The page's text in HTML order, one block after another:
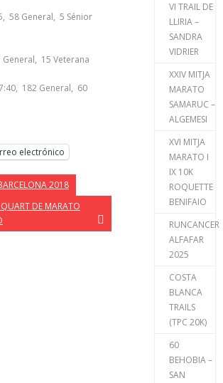
58 General, 5 Sénior
15 Veterana
182 General, 60
electrónico
2018
DE MARATO
VI TRAIL DE
LLIRIA –
SANDRA
VIDRIER
XXIV MITJA
MARATO
SAMARUC –
ALGEMESI
XVI MITJA
MARATO I
IX 10K
ROQUETTE
BENIFAIO
RUNCANCER
ALFAFAR
2025
COSTA
BLANCA
TRAILS
(TPC 20K)
60
BEHOBIA –
SAN